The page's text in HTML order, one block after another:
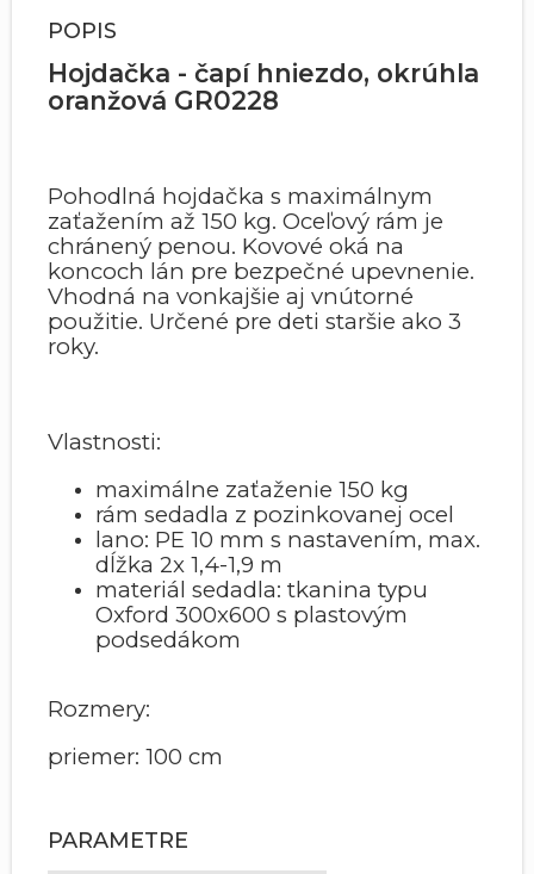
POPIS
Hojdačka - čapí hniezdo, okrúhla
oranžová GR0228
Pohodlná hojdačka s maximálnym
zaťažením až 150 kg. Oceľový rám je
chránený penou. Kovové oká na
koncoch lán pre bezpečné upevnenie.
Vhodná na vonkajšie aj vnútorné
použitie. Určené pre deti staršie ako 3
roky.
Vlastnosti:
maximálne zaťaženie 150 kg
rám sedadla z pozinkovanej ocel
lano: PE 10 mm s nastavením, max.
dĺžka 2x 1,4-1,9 m
materiál sedadla: tkanina typu
Oxford 300x600 s plastovým
podsedákom
Rozmery:
priemer: 100 cm
PARAMETRE